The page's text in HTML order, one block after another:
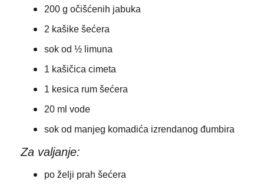
200 g očišćenih jabuka
2 kašike šećera
sok od ½ limuna
1 kašičica cimeta
1 kesica rum šećera
20 ml vode
sok od manjeg komadića izrendanog đumbira
Za valjanje:
po želji prah šećera